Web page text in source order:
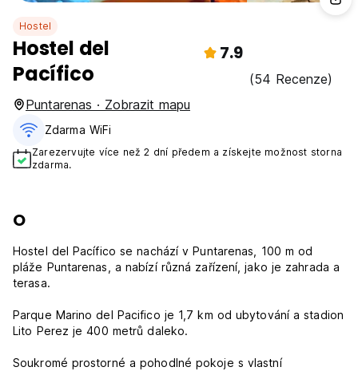
Hostel
Hostel del
Pacífico
7.9
(54 Recenze)
Puntarenas · Zobrazit mapu
Zdarma WiFi
Zarezervujte více než 2 dní předem a získejte možnost storna
zdarma.
O
Hostel del Pacífico se nachází v Puntarenas, 100 m od
pláže Puntarenas, a nabízí různá zařízení, jako je zahrada a
terasa.
Parque Marino del Pacifico je 1,7 km od ubytování a stadion
Lito Perez je 400 metrů daleko.
Soukromé prostorné a pohodlné pokoje s vlastní